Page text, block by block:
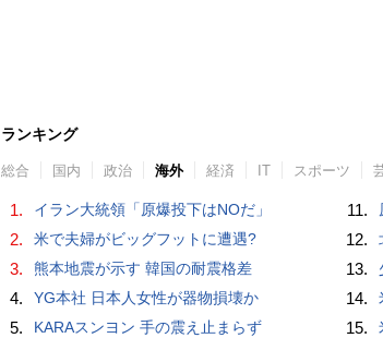
ランキング
総合 国内 政治 海外 経済 IT スポーツ
1. イラン大統領「原爆投下はNOだ」
2. 米で夫婦がビッグフットに遭遇?
3. 熊本地震が示す 韓国の耐震格差
4. YG本社 日本人女性が器物損壊か
5. KARAスンヨン 手の震え止まらず
11.
12.
13.
14.
15.